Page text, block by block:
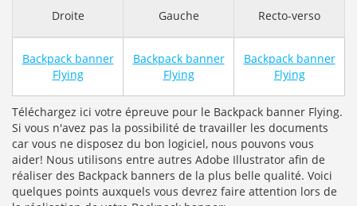
Droite Gauche Recto-verso
Backpack banner
Flying
Backpack banner
Flying
Backpack banner
Flying
Téléchargez ici votre épreuve pour le Backpack banner Flying.
Si vous n'avez pas la possibilité de travailler les documents
car vous ne disposez du bon logiciel, nous pouvons vous
aider! Nous utilisons entre autres Adobe Illustrator afin de
réaliser des Backpack banners de la plus belle qualité. Voici
quelques points auxquels vous devrez faire attention lors de